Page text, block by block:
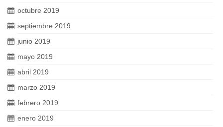
octubre 2019
septiembre 2019
junio 2019
mayo 2019
abril 2019
marzo 2019
febrero 2019
enero 2019